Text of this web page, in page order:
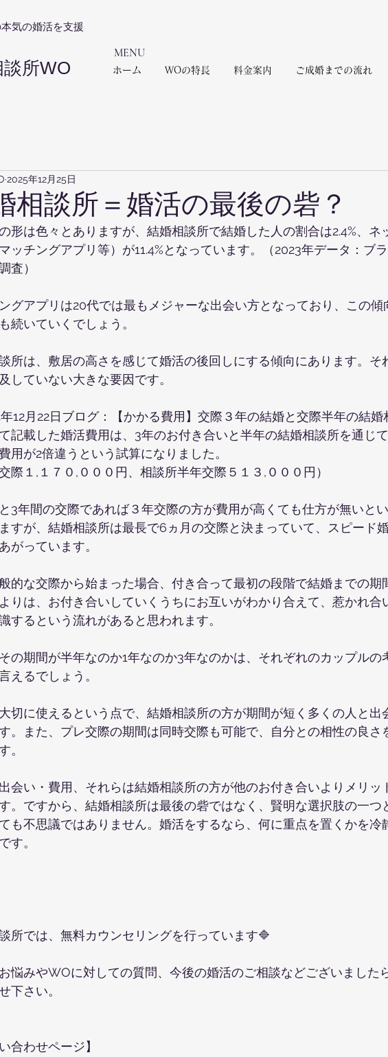
気の婚活を支援
​MENU
所WO ホーム WOの特長 料金案内 ご成婚までの流れ
相談所＝婚活の最後の砦？
2025年12月25日
形は色々とありますが、結婚相談所で結婚した人の割合は2.4%、ネ
ッチングアプリ等）が11.4%となっています。（2023年データ：ブ
査）
グアプリは20代では最もメジャーな出会い方となっており、この傾
続いていくでしょう。
所は、敷居の高さを感じて婚活の後回しにする傾向にあります。そ
していない大きな要因です。
年12月22日ブログ：【かかる費用】交際３年の結婚と交際半年の結
記載した婚活費用は、3年のお付き合いと半年の結婚相談所を通じて
用が2倍違うという試算になりました。
交際１,１７０,０００円、相談所半年交際５１３,０００円）
3年間の交際であれば３年交際の方が費用が高くても仕方が無いと
すが、結婚相談所は最長で6ヵ月の交際と決まっていて、スピード
がっています。
的な交際から始まった場合、付き合って最初の段階で結婚までの期
りは、お付き合いしていくうちにお互いがわかり合えて、惹かれ合
するという流れがあると思われます。
の期間が半年なのか1年なのか3年なのかは、それぞれのカップルの
えるでしょう。
切に使えるという点で、結婚相談所の方が期間が短く多くの人と出
。また、プレ交際の期間は同時交際も可能で、自分との相性の良さ
。
会い・費用、それらは結婚相談所の方が他のお付き合いよりメリッ
。ですから、結婚相談所は最後の砦ではなく、賢明な選択肢の一つ
も不思議ではありません。婚活をするなら、何に重点を置くかを冷
す。
所では、無料カウンセリングを行っています🔷
悩みやWOに対しての質問、今後の婚活のご相談などございました
下さい。
合わせページ】